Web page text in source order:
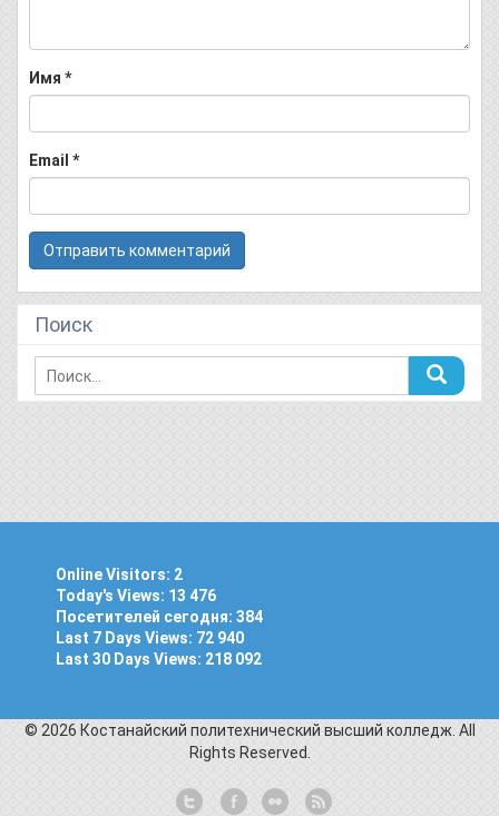
Имя *
Email *
Поиск
Online Visitors: 2
Today's Views: 13 476
Посетителей сегодня: 384
Last 7 Days Views: 72 940
Last 30 Days Views: 218 092
© 2026 Костанайский политехнический высший колледж. All
Rights Reserved.